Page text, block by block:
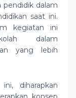
pendidik dalam
saat ini.
kegiatan ini
dalam
yang lebih
diharapkan